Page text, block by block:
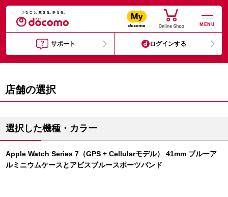
MENU
サポート ログインする
店舗の選択
選択した機種・カラー
Apple Watch Series 7（GPS + Cellularモデル） 41mm ブルーア
ルミニウムケースとアビスブルースポーツバンド